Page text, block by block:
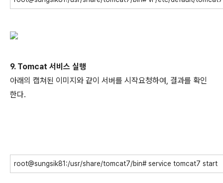
9. Tomcat 서비스 실행
아래의 캡쳐된 이미지와 같이 서버를 시작요청하여, 결과를 확인
한다.
root@sungsik81:/usr/share/tomcat7/bin# service tomcat7 start